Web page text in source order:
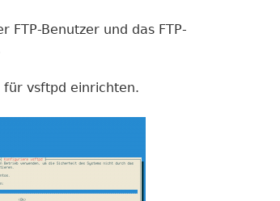
FTP-Benutzer und das FTP-
vsftpd einrichten.